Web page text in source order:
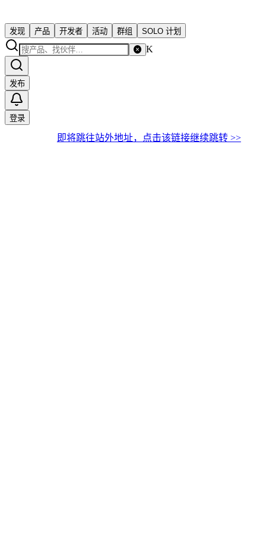
发现 产品 开发者 活动 群组 SOLO 计划
K
发布
登录
即将跳往站外地址，点击该链接继续跳转 >>